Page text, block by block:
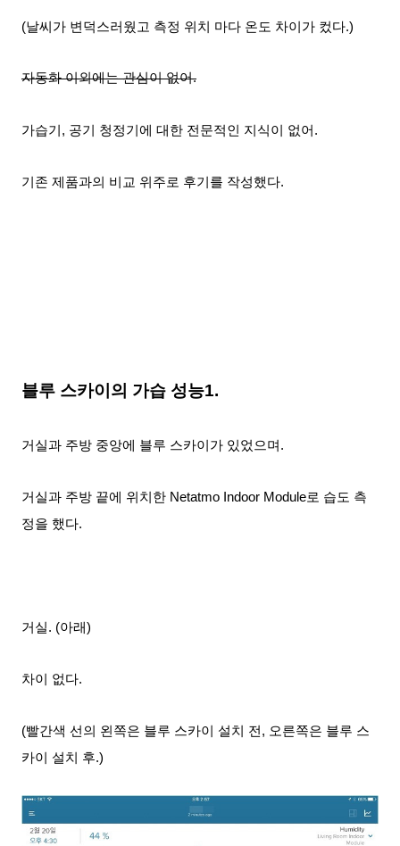
(날씨가 변덕스러웠고 측정 위치 마다 온도 차이가 컸다.)
자동화 이외에는 관심이 없어.
가습기, 공기 청정기에 대한 전문적인 지식이 없어.
기존 제품과의 비교 위주로 후기를 작성했다.
블루 스카이의 가습 성능1.
거실과 주방 중앙에 블루 스카이가 있었으며.
거실과 주방 끝에 위치한 Netatmo Indoor Module로 습도 측
정을 했다.
거실. (아래)
차이 없다.
(빨간색 선의 왼쪽은 블루 스카이 설치 전, 오른쪽은 블루 스
카이 설치 후.)